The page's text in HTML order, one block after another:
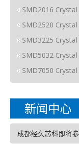
SMD2016 Crystal
SMD2520 Crystal
SMD3225 Crystal
SMD5032 Crystal
SMD7050 Crystal
新闻中心
成都经久芯科即将